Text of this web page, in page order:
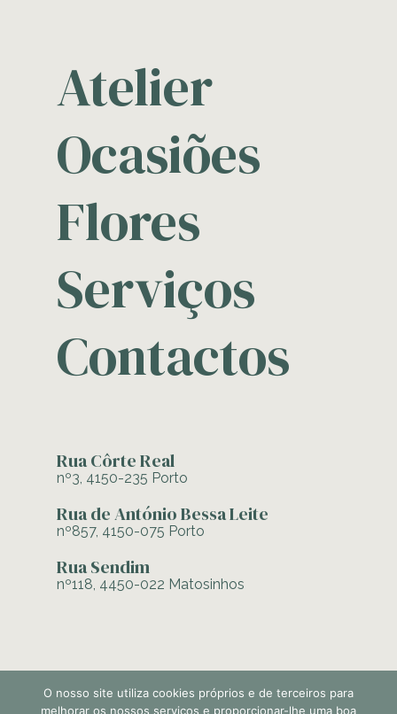
Atelier
Ocasiões
Flores
Serviços
Contactos
Rua Côrte Real
nº3, 4150-235 Porto
Rua de António Bessa Leite
nº857, 4150-075 Porto
Rua Sendim
nº118, 4450-022 Matosinhos
O nosso site utiliza cookies próprios e de terceiros para
melhorar os nossos serviços e proporcionar-lhe uma boa